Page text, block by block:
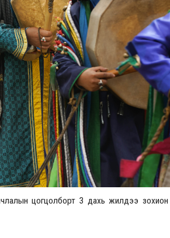
цогцолборт 3 дахь жилдээ зохион
Үзвэрийн хувиарууд